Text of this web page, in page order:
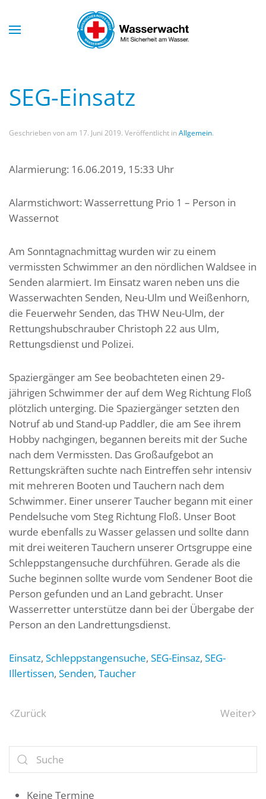
Skip to main content
SEG-Einsatz
Geschrieben vonam 17. Juni 2019. Veröffentlicht inAllgemein.
Alarmierung: 16.06.2019, 15:33 Uhr
Alarmstichwort: Wasserrettung Prio 1 – Person in
Wassernot
Am Sonntagnachmittag wurden wir zu einem
vermissten Schwimmer an den nördlichen Waldsee in
Senden alarmiert. Im Einsatz waren neben uns die
Wasserwachten Senden, Neu-Ulm und Weißenhorn,
die Feuerwehr Senden, das THW Neu-Ulm, der
Rettungshubschrauber Christoph 22 aus Ulm,
Rettungsdienst und Polizei.
Spaziergänger am See beobachteten einen 29-
jährigen Schwimmer der auf dem Weg Richtung Floß
plötzlich unterging. Die Spaziergänger setzten den
Notruf ab und Stand-up Paddler, die am See ihrem
Hobby nachgingen, begannen bereits mit der Suche
nach dem Vermissten. Das Großaufgebot an
Rettungskräften suchte nach Eintreffen sehr intensiv
mit mehreren Booten und Tauchern nach dem
Schwimmer. Einer unserer Taucher begann mit einer
Pendelsuche vom Steg Richtung Floß. Unser Boot
wurde ebenfalls zu Wasser gelassen und sollte dann
mit drei weiteren Tauchern unserer Ortsgruppe eine
Schleppstangensuche durchführen. Gerade als die
Suche beginnen sollte wurde vom Sendener Boot die
Person gefunden und an Land gebracht. Unser
Wasserretter unterstütze dann bei der Übergabe der
Person an den Landrettungsdienst.
Einsatz, Schleppstangensuche, SEG-Einsaz, SEG-
Illertissen, Senden, Taucher
Zurück Weiter
Keine Termine